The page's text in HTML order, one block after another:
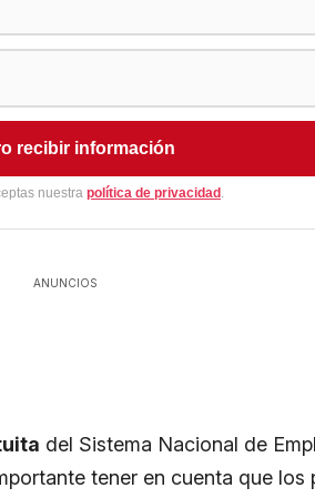
recibir información
nuestra política de privacidad .
ANUNCIOS
del Sistema Nacional de
tener en cuenta que los